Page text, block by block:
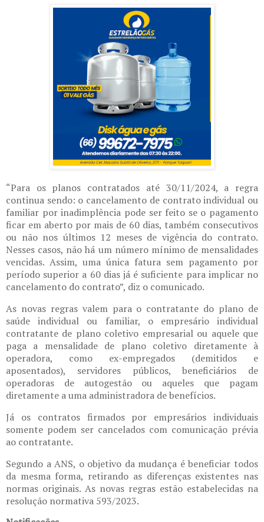
“Para os planos contratados até 30/11/2024, a regra
continua sendo: o cancelamento de contrato individual ou
familiar por inadimplência pode ser feito se o pagamento
ficar em aberto por mais de 60 dias, também consecutivos
ou não nos últimos 12 meses de vigência do contrato.
Nesses casos, não há um número mínimo de mensalidades
vencidas. Assim, uma única fatura sem pagamento por
período superior a 60 dias já é suficiente para implicar no
cancelamento do contrato”, diz o comunicado.
As novas regras valem para o contratante do plano de
saúde individual ou familiar, o empresário individual
contratante de plano coletivo empresarial ou aquele que
paga a mensalidade de plano coletivo diretamente à
operadora, como ex-empregados (demitidos e
aposentados), servidores públicos, beneficiários de
operadoras de autogestão ou aqueles que pagam
diretamente a uma administradora de benefícios.
Já os contratos firmados por empresários individuais
somente podem ser cancelados com comunicação prévia
ao contratante.
Segundo a ANS, o objetivo da mudança é beneficiar todos
da mesma forma, retirando as diferenças existentes nas
normas originais. As novas regras estão estabelecidas na
resolução normativa 593/2023.